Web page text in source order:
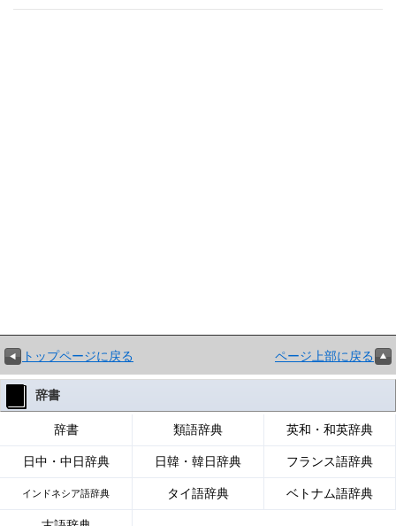
トップページに戻る ページ上部に戻る
辞書
辞書 類語辞典 英和・和英辞典
日中・中日辞典 日韓・韓日辞典 フランス語辞典
インドネシア語辞典 タイ語辞典 ベトナム語辞典